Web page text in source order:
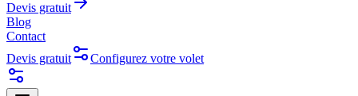
Devis gratuit
Blog
Contact
Devis gratuit
Configurez votre volet